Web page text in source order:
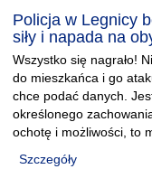
Policja w Legnicy
siły i napada na
Wszystko się nagrało!
do mieszkańca i go
chce podać danych.
określonego
ochotę i możliwości, to
Szczegóły